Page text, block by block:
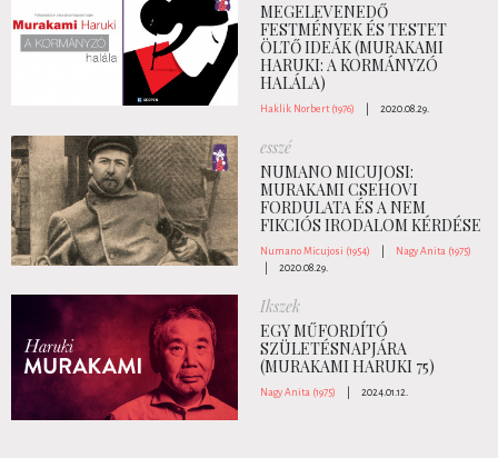
MEGELEVENEDŐ
FESTMÉNYEK ÉS TESTET
ÖLTŐ IDEÁK (MURAKAMI
HARUKI: A KORMÁNYZÓ
HALÁLA)
Haklik Norbert (1976) 2020.08.29.
esszé
NUMANO MICUJOSI:
MURAKAMI CSEHOVI
FORDULATA ÉS A NEM
FIKCIÓS IRODALOM KÉRDÉSE
Numano Micujosi (1954)
Nagy Anita (1975)
2020.08.29.
Ikszek
EGY MŰFORDÍTÓ
SZÜLETÉSNAPJÁRA
(MURAKAMI HARUKI 75)
Nagy Anita (1975) 2024.01.12.